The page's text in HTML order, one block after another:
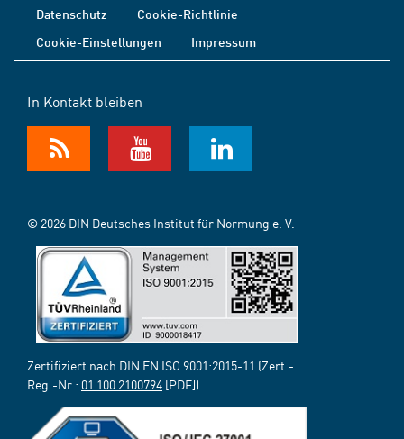
Datenschutz
Cookie-Richtlinie
Cookie-Einstellungen
Impressum
In Kontakt bleiben
© 2026 DIN Deutsches Institut für Normung e. V.
Zertifiziert nach DIN EN ISO 9001:2015-11 (Zert.-
Reg.-Nr.: 01 100 2100794 [PDF])